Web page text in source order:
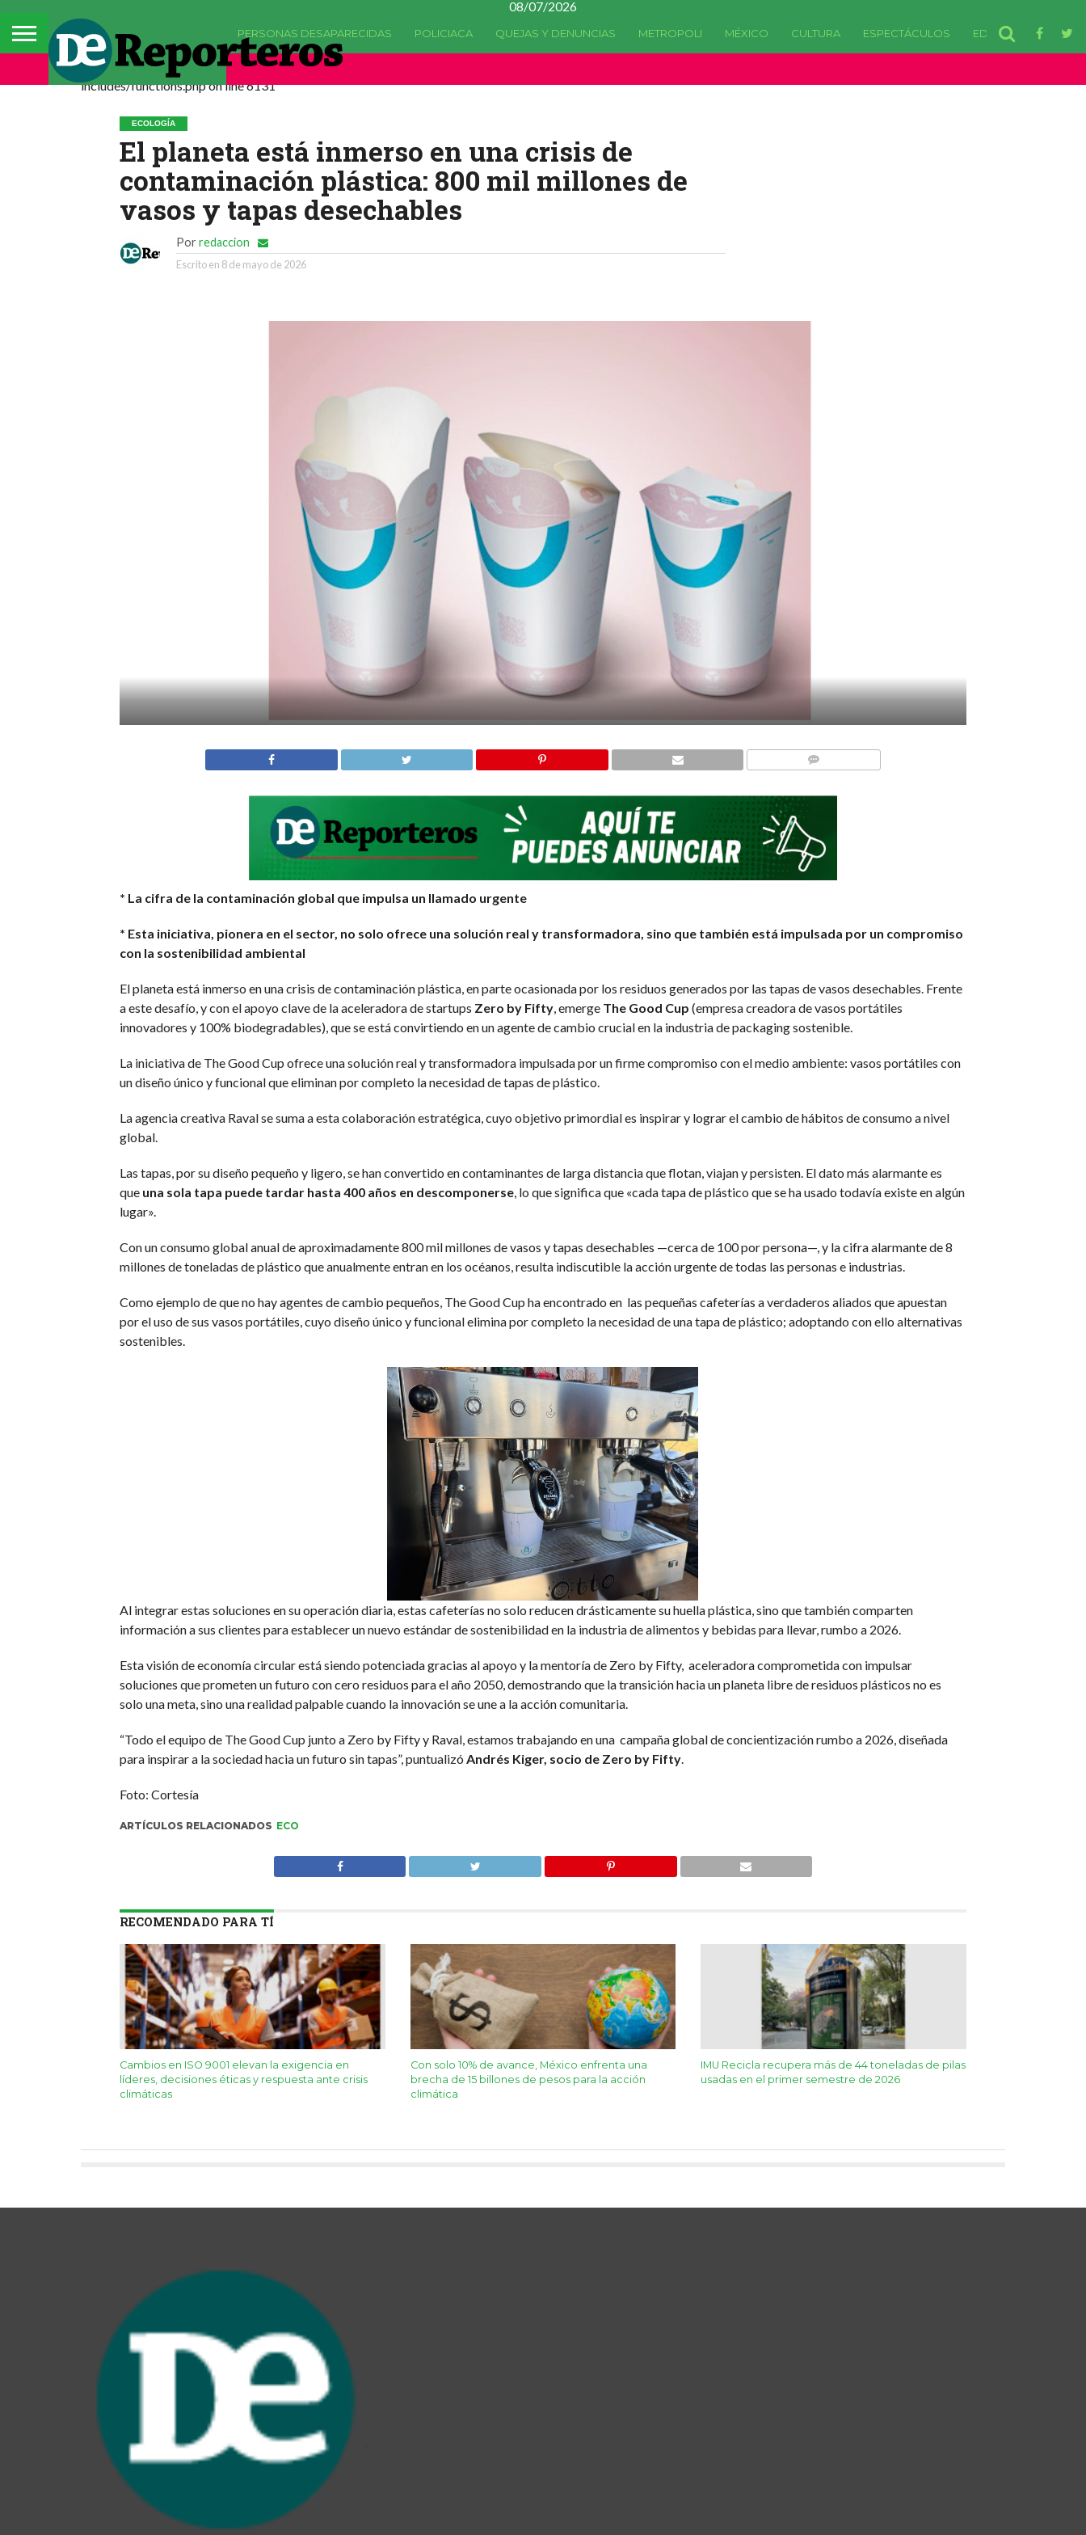
08/07/2026
PERSONAS DESAPARECIDAS POLICIACA QUEJAS Y DENUNCIAS METROPOLI MÉXICO CULTURA ESPECTÁCULOS EDOMEX
Deprecated: La función comments_popup_script ha quedado
includes/functions.php on line 6131
ECOLOGÍA
El planeta está inmerso en una crisis de
contaminación plástica: 800 mil millones de
vasos y tapas desechables
Por redaccion
Escrito en 8 de mayo de 2026
* La cifra de la contaminación global que impulsa un llamado urgente
* Esta iniciativa, pionera en el sector, no solo ofrece una solución real y transformadora, sino que también está impulsada por un compromiso
con la sostenibilidad ambiental
El planeta está inmerso en una crisis de contaminación plástica, en parte ocasionada por los residuos generados por las tapas de vasos desechables. Frente
a este desafío, y con el apoyo clave de la aceleradora de startups Zero by Fifty, emerge The Good Cup (empresa creadora de vasos portátiles
innovadores y 100% biodegradables), que se está convirtiendo en un agente de cambio crucial en la industria de packaging sostenible.
La iniciativa de The Good Cup ofrece una solución real y transformadora impulsada por un firme compromiso con el medio ambiente: vasos portátiles con
un diseño único y funcional que eliminan por completo la necesidad de tapas de plástico.
La agencia creativa Raval se suma a esta colaboración estratégica, cuyo objetivo primordial es inspirar y lograr el cambio de hábitos de consumo a nivel
global.
Las tapas, por su diseño pequeño y ligero, se han convertido en contaminantes de larga distancia que flotan, viajan y persisten. El dato más alarmante es
que una sola tapa puede tardar hasta 400 años en descomponerse, lo que significa que «cada tapa de plástico que se ha usado todavía existe en algún
lugar».
Con un consumo global anual de aproximadamente 800 mil millones de vasos y tapas desechables —cerca de 100 por persona—, y la cifra alarmante de 8
millones de toneladas de plástico que anualmente entran en los océanos, resulta indiscutible la acción urgente de todas las personas e industrias.
Como ejemplo de que no hay agentes de cambio pequeños, The Good Cup ha encontrado en las pequeñas cafeterías a verdaderos aliados que apuestan
por el uso de sus vasos portátiles, cuyo diseño único y funcional elimina por completo la necesidad de una tapa de plástico; adoptando con ello alternativas
sostenibles.
Al integrar estas soluciones en su operación diaria, estas cafeterías no solo reducen drásticamente su huella plástica, sino que también comparten
información a sus clientes para establecer un nuevo estándar de sostenibilidad en la industria de alimentos y bebidas para llevar, rumbo a 2026.
Esta visión de economía circular está siendo potenciada gracias al apoyo y la mentoría de Zero by Fifty, aceleradora comprometida con impulsar
soluciones que prometen un futuro con cero residuos para el año 2050, demostrando que la transición hacia un planeta libre de residuos plásticos no es
solo una meta, sino una realidad palpable cuando la innovación se une a la acción comunitaria.
“Todo el equipo de The Good Cup junto a Zero by Fifty y Raval, estamos trabajando en una campaña global de concientización rumbo a 2026, diseñada
para inspirar a la sociedad hacia un futuro sin tapas”, puntualizó Andrés Kiger, socio de Zero by Fifty.
Foto: Cortesía
ARTÍCULOS RELACIONADOS ECO
RECOMENDADO PARA TÍ
Cambios en ISO 9001 elevan la exigencia en
líderes, decisiones éticas y respuesta ante crisis
climáticas
Con solo 10% de avance, México enfrenta una
brecha de 15 billones de pesos para la acción
climática
IMU Recicla recupera más de 44 toneladas de pilas
usadas en el primer semestre de 2026